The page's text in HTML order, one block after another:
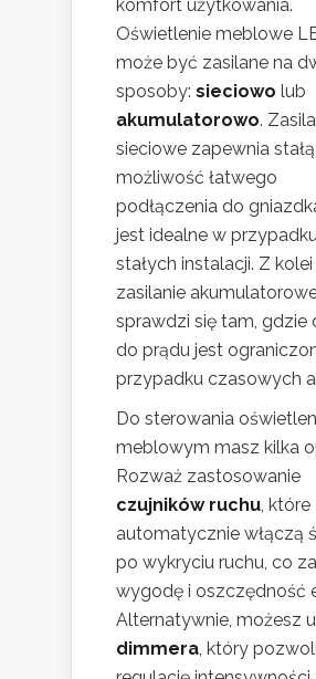
komfort użytkowania.
Oświetlenie meblowe
może być zasilane na
sposoby: sieciowo lub
akumulatorowo.
sieciowe zapewnia
możliwość łatwego
podłączenia do
jest idealne w
stałych instalacji. Z kolei
zasilanie
sprawdzi się tam, gdzie
do prądu jest
przypadku czasowych
Do sterowania
meblowym masz kilka
Rozważ zastosowanie
czujników ruchu, które
automatycznie włączą
po wykryciu ruchu, co
wygodę i oszczędność
Alternatywnie, możesz
dimmera, który